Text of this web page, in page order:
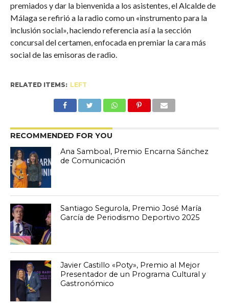
premiados y dar la bienvenida a los asistentes, el Alcalde de
Málaga se refirió a la radio como un «instrumento para la
inclusión social», haciendo referencia así a la sección
concursal del certamen, enfocada en premiar la cara más
social de las emisoras de radio.
RELATED ITEMS: LEFT
RECOMMENDED FOR YOU
Ana Samboal, Premio Encarna Sánchez
de Comunicación
Santiago Segurola, Premio José María
García de Periodismo Deportivo 2025
Javier Castillo «Poty», Premio al Mejor
Presentador de un Programa Cultural y
Gastronómico